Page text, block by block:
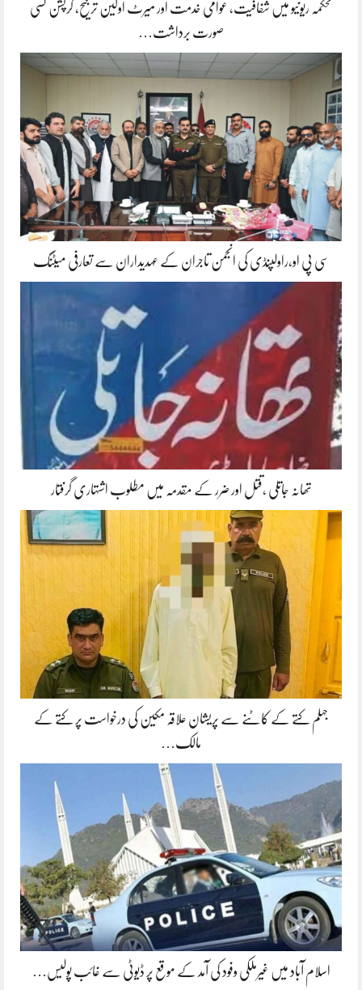
محکمہ ریونیو میں شفافیت، عوامی خدمت اور میرٹ اولین ترجیح، کرپشن کسی
صورت برداشت…
سی پی او،راولپنڈی کی انجمن تاجران کے عہدیداران سے تعارفی میٹنگ
تھانہ جاتلی ،قتل اور ضرر کے مقدمہ میں مطلوب اشتہاری گرفتار
جہلم کتے کے کاٹنے سے پریشان علاقہ مکین کی درخواست پر کتے کے
مالک…
اسلام آباد میں غیرملکی وفود کی آمد کے موقع پر ڈیوٹی سے غائب پولیس…